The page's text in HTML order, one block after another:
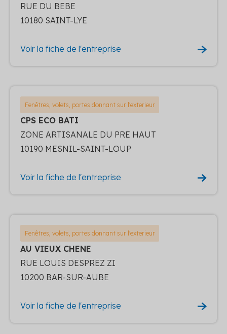
RUE DU BEBE
10180 SAINT-LYE
Voir la fiche de l'entreprise
Fenêtres, volets, portes donnant sur l'exterieur
CPS ECO BATI
ZONE ARTISANALE DU PRE HAUT
10190 MESNIL-SAINT-LOUP
Voir la fiche de l'entreprise
Fenêtres, volets, portes donnant sur l'exterieur
AU VIEUX CHENE
RUE LOUIS DESPREZ ZI
10200 BAR-SUR-AUBE
Voir la fiche de l'entreprise